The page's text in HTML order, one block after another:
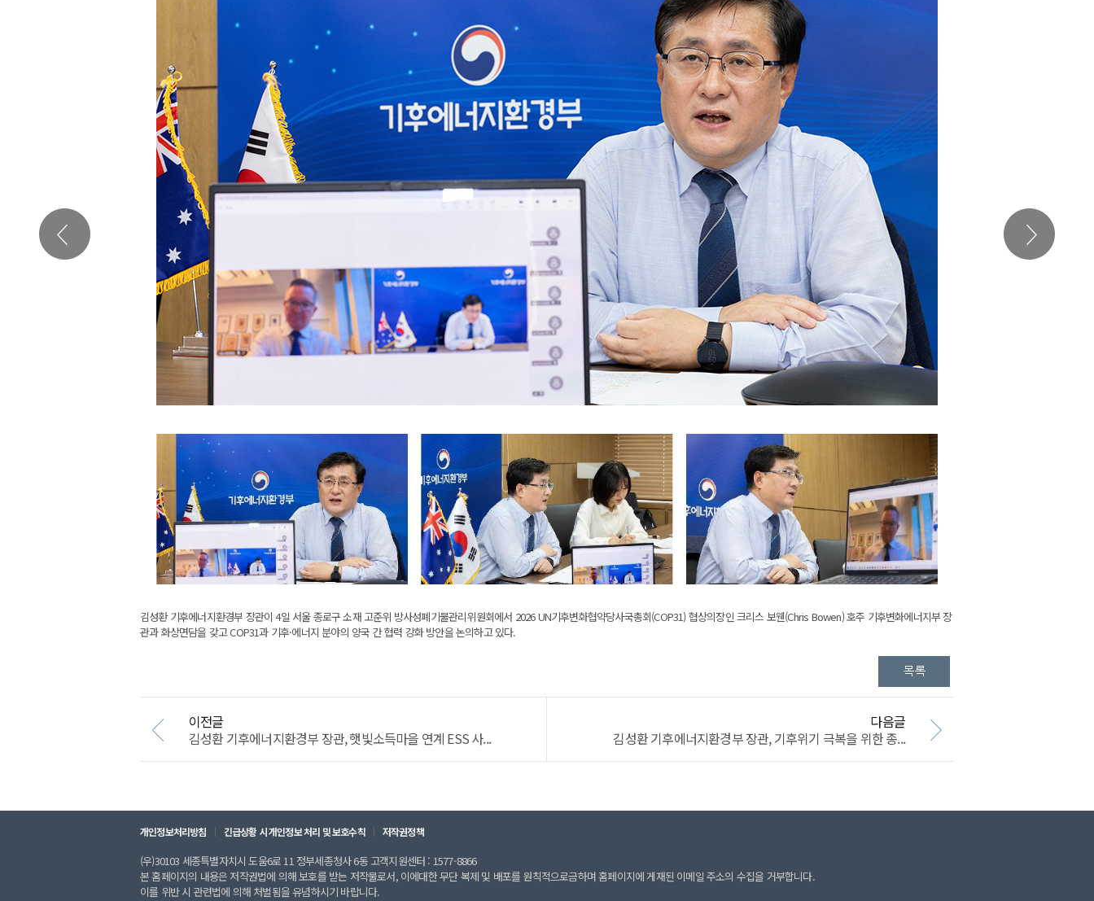
김성환 기후에너지환경부 장관이 4일 서울 종로구 소재 고준위 방사성폐기물관리위원회에서 2026 UN기후변화협약당사국총회(COP31) 협상의장인 크리스 보웬(Chris Bowen) 호주 기후변화에너지부 장
관과 화상면담을 갖고 COP31과 기후·에너지 분야의 양국 간 협력 강화 방안을 논의하고 있다.
이전글
김성환 기후에너지환경부 장관, 햇빛소득마을 연계 ESS 사...
다음글
김성환 기후에너지환경부 장관, 기후위기 극복을 위한 종...
개인정보처리방침 긴급상황 시 개인정보 처리 및 보호수칙 저작권정책
(우)30103 세종특별자치시 도움6로 11 정부세종청사 6동 고객지원센터 : 1577-8866
본 홈페이지의 내용은 저작권법에 의해 보호를 받는 저작물로서, 이에대한 무단 복제 및 배포를 원칙적으로금하며 홈페이지에 게재된 이메일 주소의 수집을 거부합니다.
이를 위반 시 관련법에 의해 처벌됨을 유념하시기 바랍니다.